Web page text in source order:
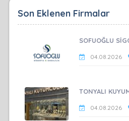
Son Eklenen Firmalar
SOFUOĞLU
04.08.2026
TONYALI
04.08.2026